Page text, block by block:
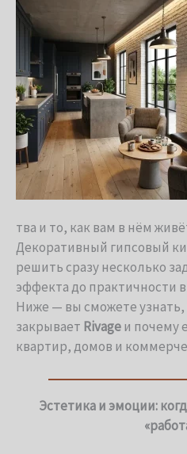
тва и то, как вам в нём
Декоративный гипсовый
решить сразу несколько
эффекта до практичности
Ниже — вы сможете узнать,
закрывает Rivageи почему
квартир, домов и
Эстетика и эмоции: